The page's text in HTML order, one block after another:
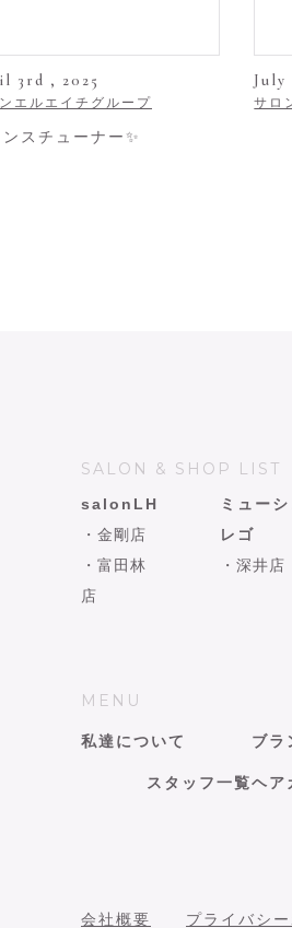
3rd , 2025
エルエイチグループ
スチューナー✨
July
サロ
SALON & SHOP LIST
salonLH
・金剛店
・富田林
店
ミュー
レゴ
・深井店
MENU
私達について ブラ
スタッフ一覧ヘア
会社概要 プライバシ